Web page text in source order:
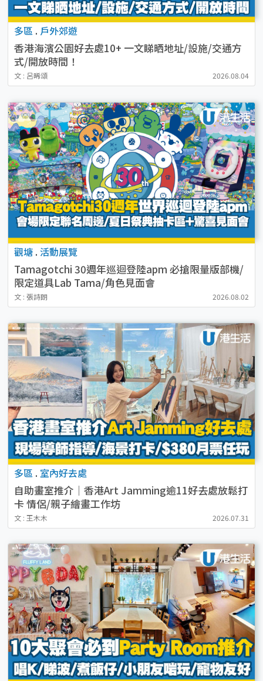
多區 . 戶外郊遊
香港海濱公園好去處10+ 一文睇晒地址/設施/交通方
式/開放時間！
文 : 呂晞頌 2026.08.04
觀塘 . 活動展覽
Tamagotchi 30週年巡迴登陸apm 必搶限量版部機/
限定道具Lab Tama/角色見面會
文 : 張詩朗 2026.08.02
多區 . 室內好去處
自助畫室推介｜香港Art Jamming逾11好去處放鬆打
卡 情侶/親子繪畫工作坊
文 : 王木木 2026.07.31